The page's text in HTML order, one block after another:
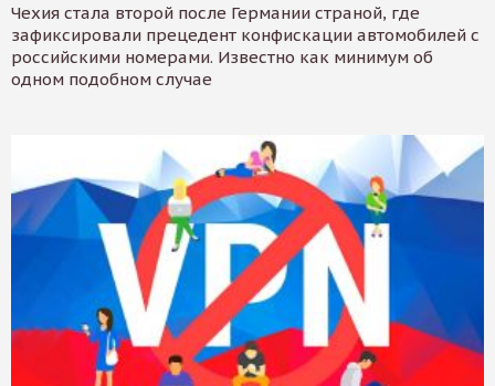
Чехия стала второй после Германии страной, где
зафиксировали прецедент конфискации автомобилей с
российскими номерами. Известно как минимум об
одном подобном случае